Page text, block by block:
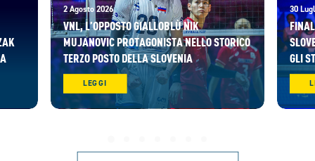
2 Agosto 2026
VNL, L’OPPOSTO GIALLOBLÙ NIK
MUJANOVIC PROTAGONISTA NELLO STORICO
TERZO POSTO DELLA SLOVENIA
LEGGI
30
GLI